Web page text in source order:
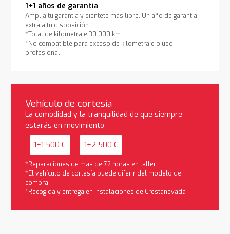
1+1 años de garantía
Amplía tu garantía y siéntete más libre. Un año de garantía
extra a tu disposición.
*Total de kilometraje 30.000 km
*No compatible para exceso de kilometraje o uso
profesional
Vehículo de cortesía
La comodidad y la tranquilidad de que siempre
estarás en movimiento
1+1 500 € 1+2 500 €
*Reparaciones de más de 72 horas en taller
*El vehículo de cortesía puede diferir del modelo de
compra
*Recogida y entrega en instalaciones de Crestanevada